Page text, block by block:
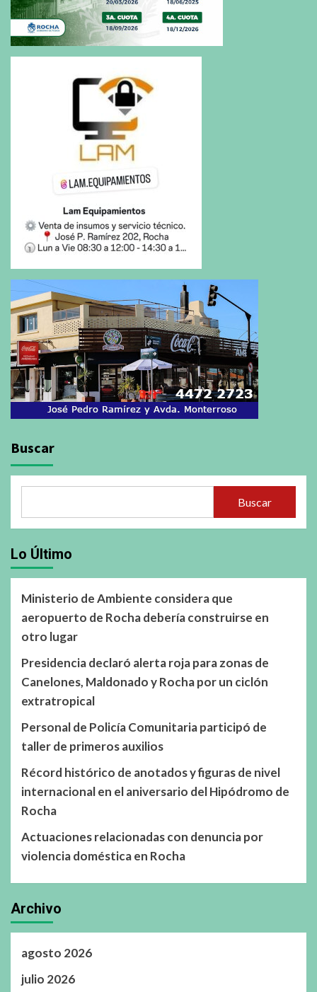
Buscar
Buscar
Lo Último
Ministerio de Ambiente considera que
aeropuerto de Rocha debería construirse en
otro lugar
Presidencia declaró alerta roja para zonas de
Canelones, Maldonado y Rocha por un ciclón
extratropical
Personal de Policía Comunitaria participó de
taller de primeros auxilios
Récord histórico de anotados y figuras de nivel
internacional en el aniversario del Hipódromo de
Rocha
Actuaciones relacionadas con denuncia por
violencia doméstica en Rocha
Archivo
agosto 2026
julio 2026